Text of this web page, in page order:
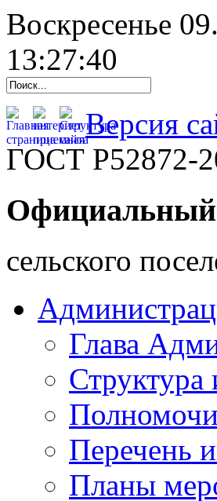
Воскресенье
13:27:40
Версия
ГОСТ Р52872-
Официальный
cельского
Глава
Перечень
Планы